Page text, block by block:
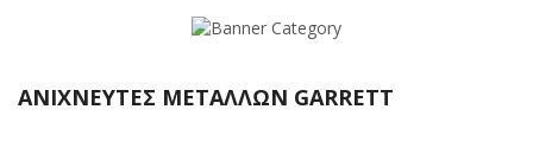
ΑΝΙΧΝΕΥΤΕΣ ΜΕΤΑΛΛΩΝ GARRETT